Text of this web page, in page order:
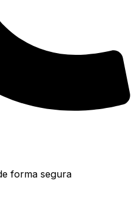
forma segura